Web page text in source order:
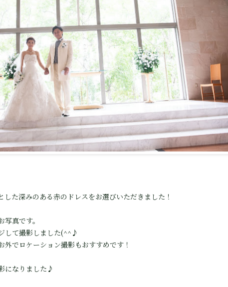
た深みのある赤のドレスをお選びいただきました！
真です。
して撮影しました(^^♪
外でロケーション撮影もおすすめです！
になりました♪